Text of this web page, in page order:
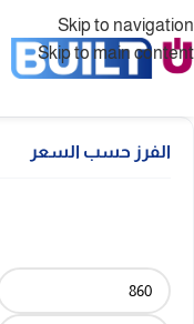
Skip to navigation
Skip to main content
الفرز حسب السعر